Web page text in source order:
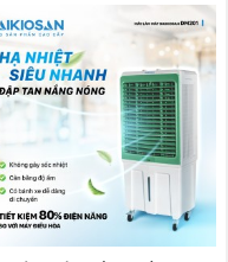
3.890.000 ₫.